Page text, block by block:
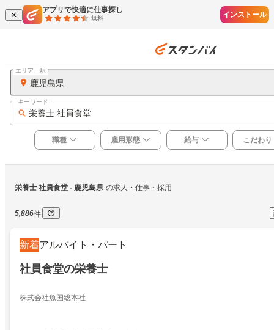
アプリで快適に仕事探し
無料 インストール
鹿児島県
エリア、駅
栄養士 社員食堂
キーワード
職種 雇用形態 給与 こだわり
栄養士 社員食堂 - 鹿児島県 の求人・仕事・採用
5,886件
新着アルバイト・パート
社員食堂の栄養士
株式会社魚国総本社